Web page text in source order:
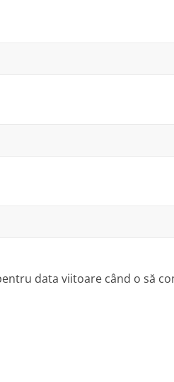
data viitoare când o să